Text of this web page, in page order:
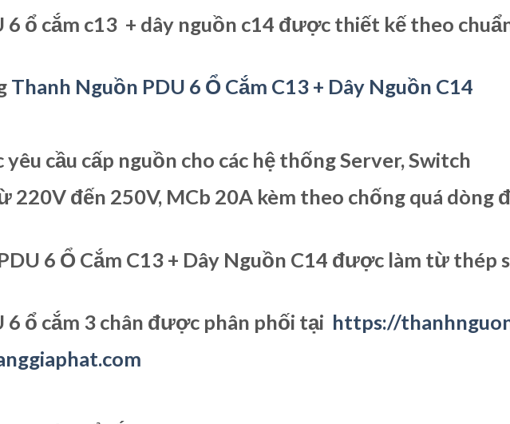
6 ổ cắm c13 + dây nguồn c14 được thiết kế theo
Thanh Nguồn PDU 6 Ổ Cắm C13 + Dây Nguồn C14
cầu cấp nguồn cho các hệ thống Server, Switch
220V đến 250V, MCb 20A kèm theo chống quá dòng
6 Ổ Cắm C13 + Dây Nguồn C14 được làm từ
6 ổ cắm 3 chân được phân phối tại https://